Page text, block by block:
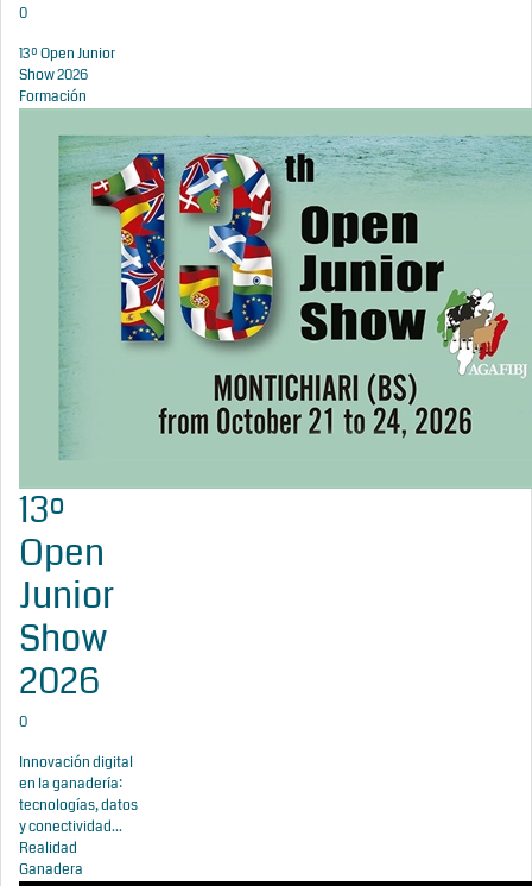
0
13º Open Junior
Show 2026
Formación
13º
Open
Junior
Show
2026
0
Innovación digital
en la ganadería:
tecnologías, datos
y conectividad...
Realidad
Ganadera